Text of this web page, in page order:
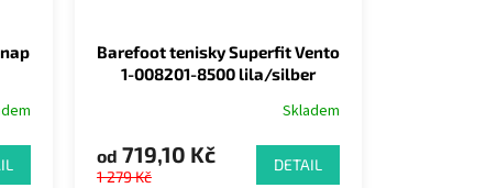
Barefoot tenisky Superfit Vento
1-008201-8500 lila/silber
Skladem
od 719,10 Kč
1 279 Kč
DETAIL